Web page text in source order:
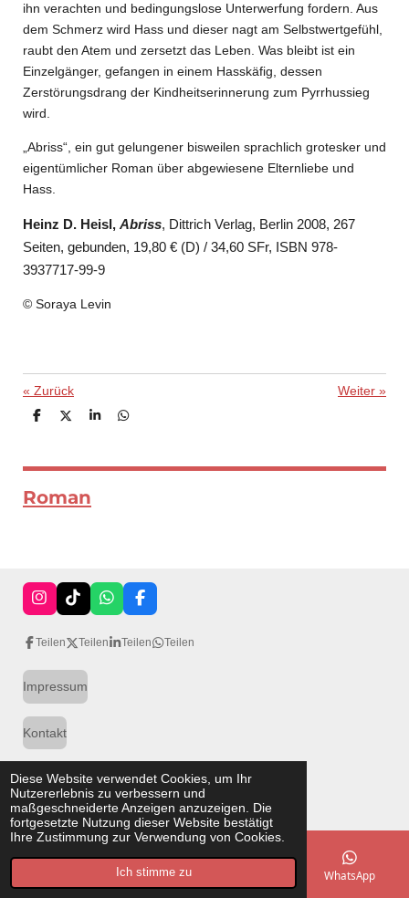
Diese Website verwendet Cookies, um Ihr
Nutzererlebnis zu verbessern und
maßgeschneiderte Anzeigen anzuzeigen. Die
fortgesetzte Nutzung dieser Website bestätigt
Ihre Zustimmung zur Verwendung von Cookies.
Ich stimme zu
ihn verachten und bedingungslose Unterwerfung fordern. Aus
dem Schmerz wird Hass und dieser nagt am Selbstwertgefühl,
raubt den Atem und zersetzt das Leben. Was bleibt ist ein
Einzelgänger, gefangen in einem Hasskäfig, dessen
Zerstörungsdrang der Kindheitserinnerung zum Pyrrhussieg
wird.
„Abriss“, ein gut gelungener bisweilen sprachlich grotesker und
eigentümlicher Roman über abgewiesene Elternliebe und
Hass.
Heinz D. Heisl, Abriss, Dittrich Verlag, Berlin 2008, 267
Seiten, gebunden, 19,80 € (D) / 34,60 SFr, ISBN 978-
3937717-99-9
© Soraya Levin
« Zurück Weiter »
T
e
T
e
T
e
T
e
Roman
I
n
t
r
a
m
T
i
T
W
h
a
t
F
a
e
Teilen Teilen Teilen Teilen
Impressum
Kontakt
Datenschutz
© 2007 Literarische & Politische Akzente
Karte WhatsApp